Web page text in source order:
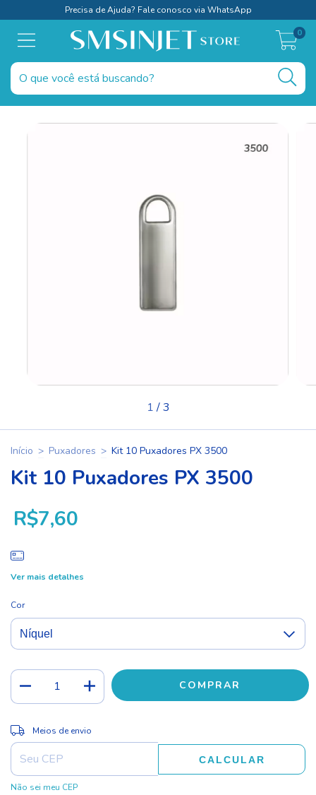
Precisa de Ajuda? Fale conosco via WhatsApp
0
1/3
Início > Puxadores > Kit 10 Puxadores PX 3500
Kit 10 Puxadores PX 3500
R$7,60
Ver mais detalhes
Cor
Entregas para o CEP:
Meios de envio
CALCULAR
Não sei meu CEP